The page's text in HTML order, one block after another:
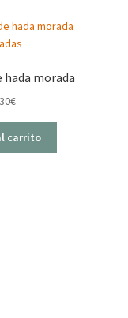
hada morada
€
carrito